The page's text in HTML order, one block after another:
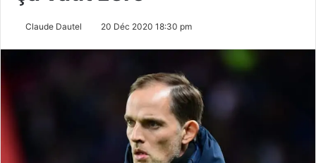
Claude Dautel 20 Déc 2020 18:30 pm